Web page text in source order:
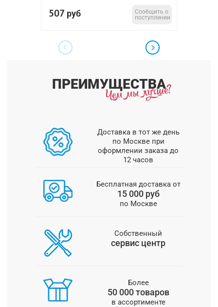
507 руб
Сообщить о
поступлении
ПРЕИМУЩЕСТВА
Доставка в тот же день
по Москве при
оформлении заказа до
12 часов
Бесплатная доставка от
15 000 руб
по Москве
Собственный
сервис центр
Более
50 000 товаров
в ассортименте